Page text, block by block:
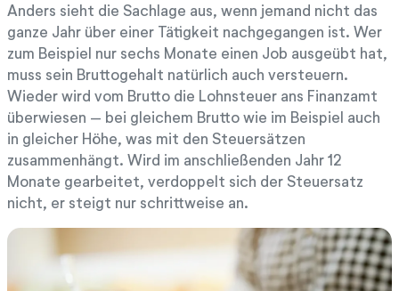
Anders sieht die Sachlage aus, wenn jemand nicht das
ganze Jahr über einer Tätigkeit nachgegangen ist. Wer
zum Beispiel nur sechs Monate einen Job ausgeübt hat,
muss sein Bruttogehalt natürlich auch versteuern.
Wieder wird vom Brutto die Lohnsteuer ans Finanzamt
überwiesen – bei gleichem Brutto wie im Beispiel auch
in gleicher Höhe, was mit den Steuersätzen
zusammenhängt. Wird im anschließenden Jahr 12
Monate gearbeitet, verdoppelt sich der Steuersatz
nicht, er steigt nur schrittweise an.